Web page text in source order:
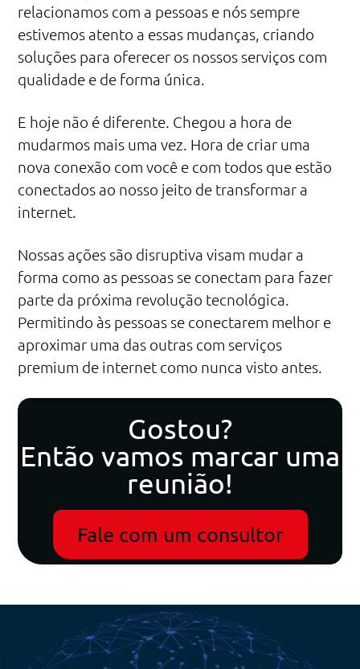
relacionamos com a pessoas e nós sempre
estivemos atento a essas mudanças, criando
soluções para oferecer os nossos serviços com
qualidade e de forma única.
E hoje não é diferente. Chegou a hora de
mudarmos mais uma vez. Hora de criar uma
nova conexão com você e com todos que estão
conectados ao nosso jeito de transformar a
internet.
Nossas ações são disruptiva visam mudar a
forma como as pessoas se conectam para fazer
parte da próxima revolução tecnológica.
Permitindo às pessoas se conectarem melhor e
aproximar uma das outras com serviços
premium de internet como nunca visto antes.
Gostou?
Então vamos marcar uma
reunião!
Fale com um consultor